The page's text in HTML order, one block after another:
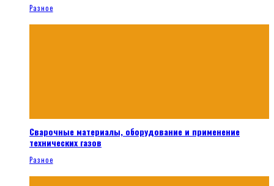
Разное
Сварочные материалы, оборудование и применение
технических газов
Разное